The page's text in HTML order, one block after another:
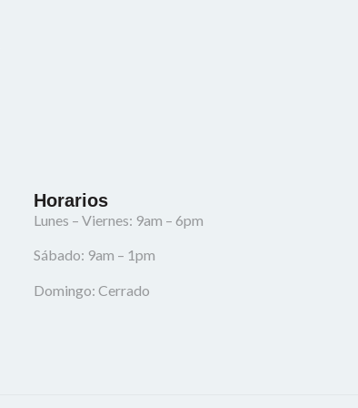
Horarios
Lunes – Viernes: 9am – 6pm
Sábado: 9am – 1pm
Domingo: Cerrado